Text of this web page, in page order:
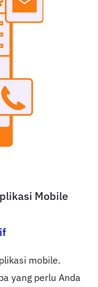
Mobile
mobile.
yang perlu Anda